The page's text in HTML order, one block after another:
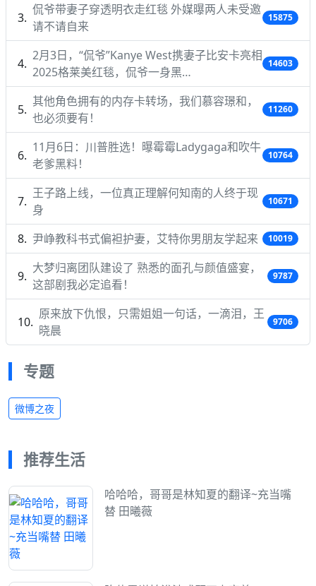
侃爷带妻子穿透明衣走红毯 外媒曝两人未受邀
请不请自来
15875
2月3日，“侃爷”Kanye West携妻子比安卡亮相
2025格莱美红毯，侃爷一身黑…
14603
其他角色拥有的内存卡转场，我们慕容璟和，
也必须要有！
11260
11月6日：川普胜选！曝霉霉Ladygaga和吹牛
老爹黑料！
10764
王子路上线，一位真正理解何知南的人终于现
身
10671
尹峥教科书式偏袒护妻，艾特你男朋友学起来 10019
大梦归离团队建设了 熟悉的面孔与颜值盛宴，
这部剧我必定追看！
9787
原来放下仇恨，只需姐姐一句话，一滴泪，王
晓晨
9706
专题
微博之夜
推荐生活
哈哈哈，哥哥是林知夏的翻译~充当嘴
替 田曦薇